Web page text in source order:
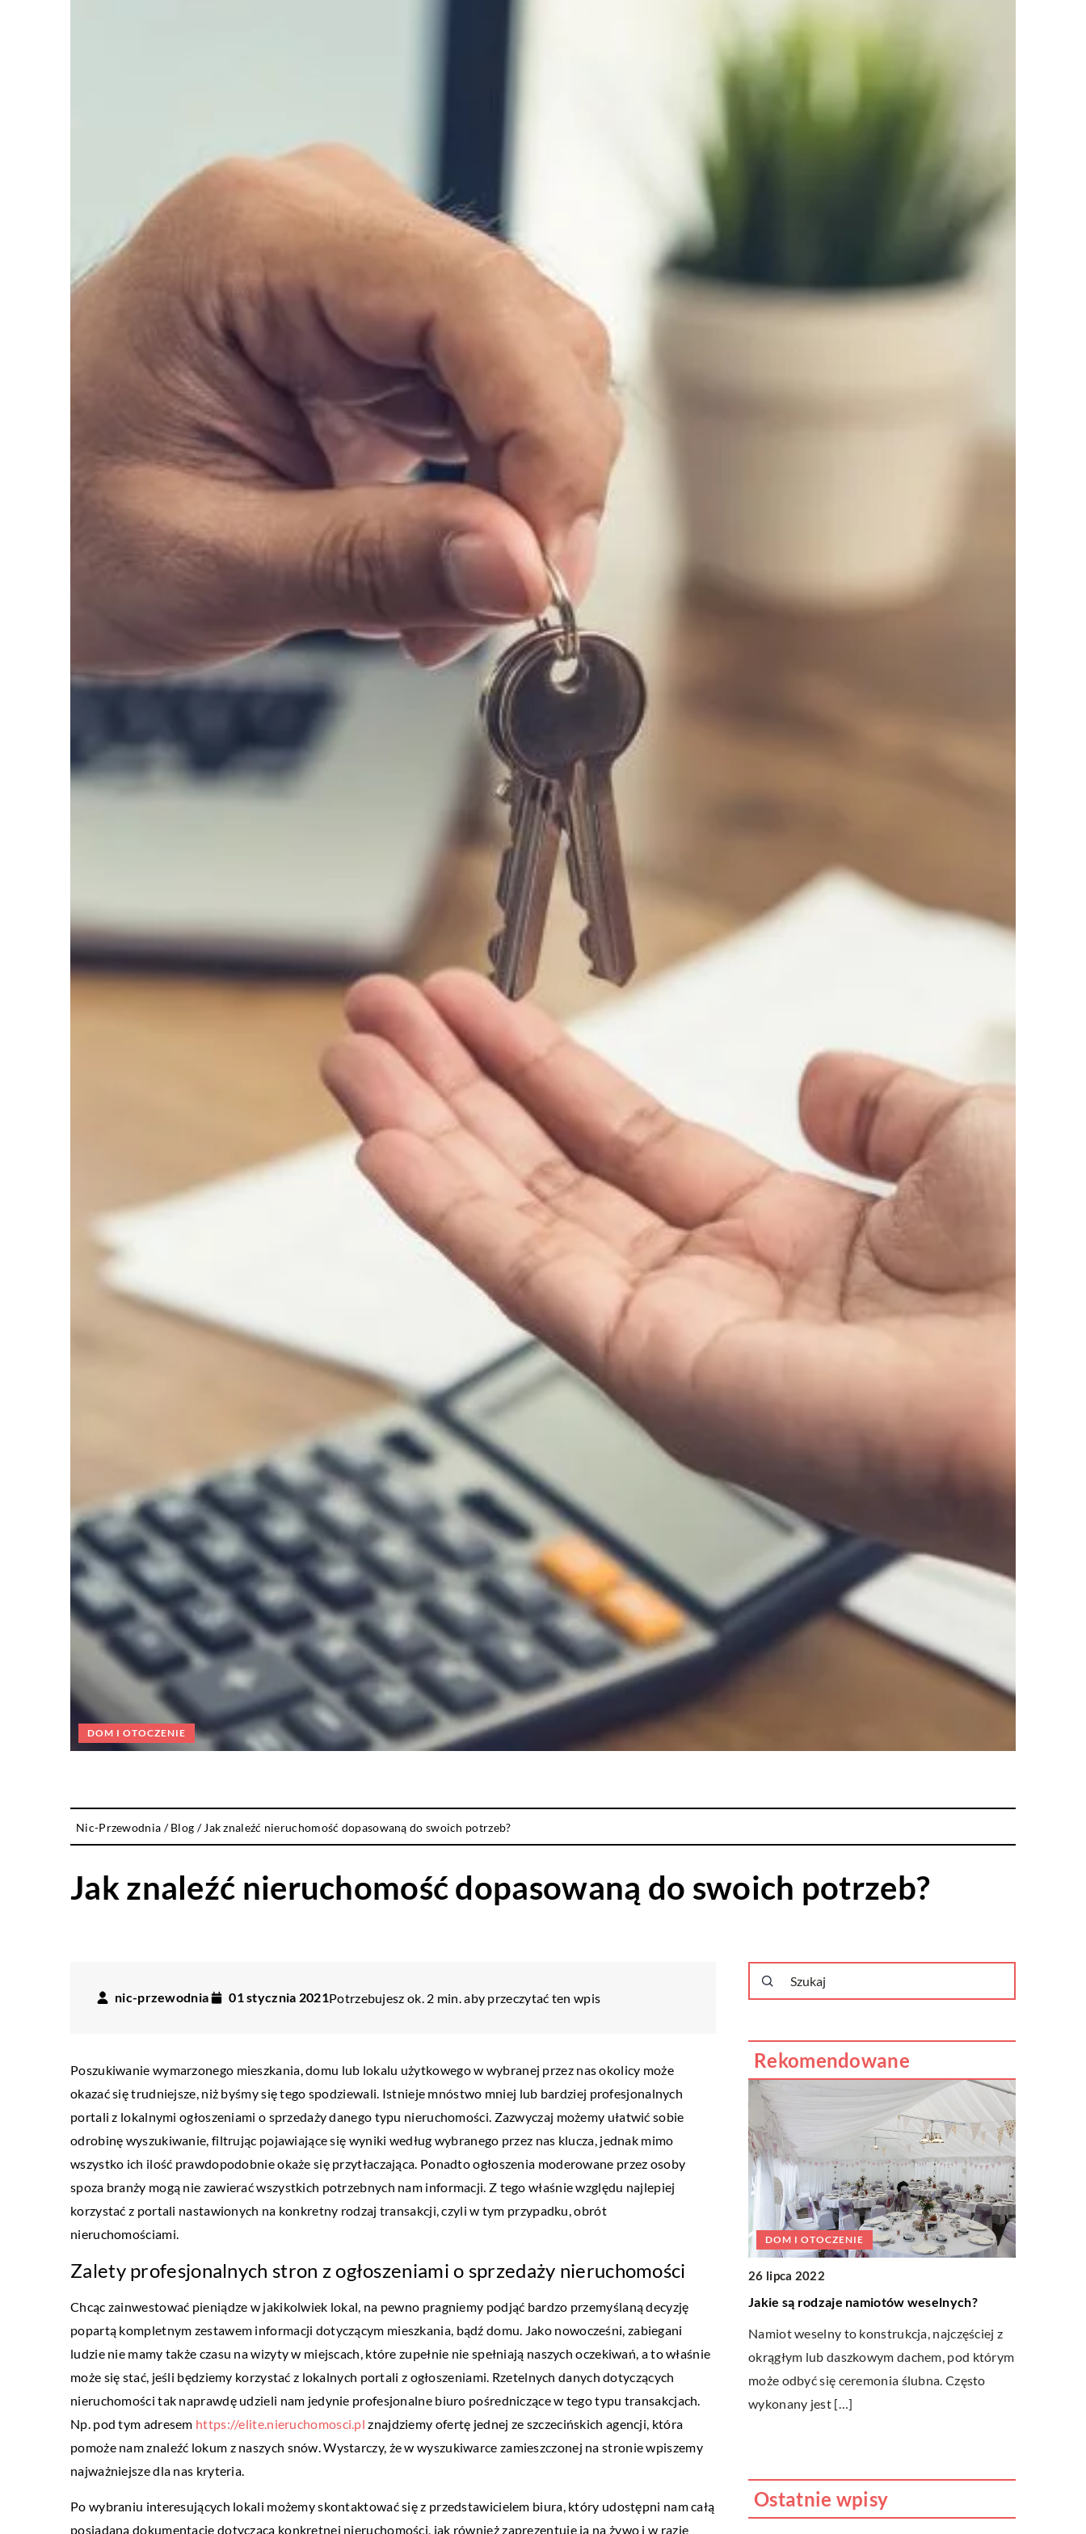
DOM I OTOCZENIE
Nic-Przewodnia /Blog / Jak znaleźć nieruchomość dopasowaną do swoich potrzeb?
Jak znaleźć nieruchomość dopasowaną do swoich potrzeb?
nic-przewodnia 01 stycznia 2021Potrzebujesz ok. 2 min. aby przeczytać ten wpis
Poszukiwanie wymarzonego mieszkania, domu lub lokalu użytkowego w wybranej przez nas okolicy może
okazać się trudniejsze, niż byśmy się tego spodziewali. Istnieje mnóstwo mniej lub bardziej profesjonalnych
portali z lokalnymi ogłoszeniami o sprzedaży danego typu nieruchomości. Zazwyczaj możemy ułatwić sobie
odrobinę wyszukiwanie, filtrując pojawiające się wyniki według wybranego przez nas klucza, jednak mimo
wszystko ich ilość prawdopodobnie okaże się przytłaczająca. Ponadto ogłoszenia moderowane przez osoby
spoza branży mogą nie zawierać wszystkich potrzebnych nam informacji. Z tego właśnie względu najlepiej
korzystać z portali nastawionych na konkretny rodzaj transakcji, czyli w tym przypadku, obrót
nieruchomościami.
Zalety profesjonalnych stron z ogłoszeniami o sprzedaży nieruchomości
Chcąc zainwestować pieniądze w jakikolwiek lokal, na pewno pragniemy podjąć bardzo przemyślaną decyzję
popartą kompletnym zestawem informacji dotyczącym mieszkania, bądź domu. Jako nowocześni, zabiegani
ludzie nie mamy także czasu na wizyty w miejscach, które zupełnie nie spełniają naszych oczekiwań, a to właśnie
może się stać, jeśli będziemy korzystać z lokalnych portali z ogłoszeniami. Rzetelnych danych dotyczących
nieruchomości tak naprawdę udzieli nam jedynie profesjonalne biuro pośredniczące w tego typu transakcjach.
Np. pod tym adresem https://elite.nieruchomosci.pl znajdziemy ofertę jednej ze szczecińskich agencji, która
pomoże nam znaleźć lokum z naszych snów. Wystarczy, że w wyszukiwarce zamieszczonej na stronie wpiszemy
najważniejsze dla nas kryteria.
Po wybraniu interesujących lokali możemy skontaktować się z przedstawicielem biura, który udostępni nam całą
posiadaną dokumentację dotyczącą konkretnej nieruchomości, jak również zaprezentuje ją na żywo i w razie
Rekomendowane
04 października 2022
Izolacja rur – Pianka elastyczna czy
sztywna?
Otulina na rury jest jednym z najważniejszych
aspektów projektowania rur, zwłaszcza w
zimnym klimacie. Możliwe jest zastosowanie
rur stalowych bez […]
23 września 2020
Poufność informacji – co należy wiedzieć
wybierając się do adwokata?
Chcąc skorzystać z pomocy adwokata, trzeba
pamiętać o właściwej współpracy. Przede
wszystkim ważne jest zbudowanie z nim
dobrej relacji, opartej […]
DOM I OTOCZENIE
26 lipca 2022
Jakie są rodzaje namiotów weselnych?
Namiot weselny to konstrukcja, najczęściej z
okrągłym lub daszkowym dachem, pod którym
może odbyć się ceremonia ślubna. Często
wykonany jest […]
Ostatnie wpisy